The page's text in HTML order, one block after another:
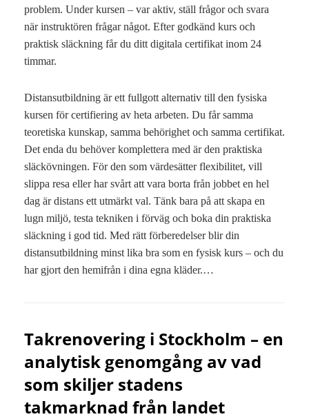
problem. Under kursen – var aktiv, ställ frågor och svara
när instruktören frågar något. Efter godkänd kurs och
praktisk släckning får du ditt digitala certifikat inom 24
timmar.
Distansutbildning är ett fullgott alternativ till den fysiska
kursen för certifiering av heta arbeten. Du får samma
teoretiska kunskap, samma behörighet och samma certifikat.
Det enda du behöver komplettera med är den praktiska
släckövningen. För den som värdesätter flexibilitet, vill
slippa resa eller har svårt att vara borta från jobbet en hel
dag är distans ett utmärkt val. Tänk bara på att skapa en
lugn miljö, testa tekniken i förväg och boka din praktiska
släckning i god tid. Med rätt förberedelser blir din
distansutbildning minst lika bra som en fysisk kurs – och du
har gjort den hemifrån i dina egna kläder.…
Takrenovering i Stockholm – en
analytisk genomgång av vad
som skiljer stadens
takmarknad från landet